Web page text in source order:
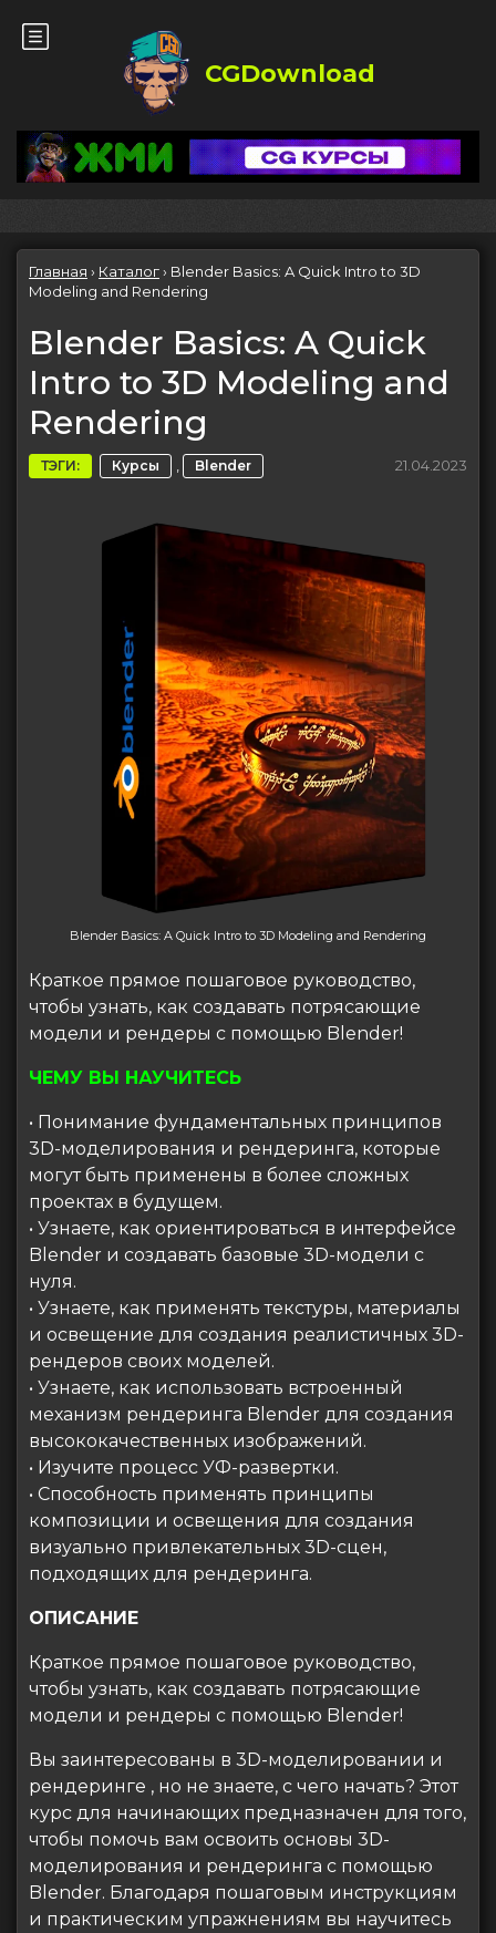
CGDownload
Главная › Каталог› Blender Basics: A Quick Intro to 3D
Modeling and Rendering
Blender Basics: A Quick
Intro to 3D Modeling and
Rendering
ТЭГИ: Курсы , Blender 21.04.2023
Blender Basics: A Quick Intro to 3D Modeling and Rendering
Краткое прямое пошаговое руководство,
чтобы узнать, как создавать потрясающие
модели и рендеры с помощью Blender!
ЧЕМУ ВЫ НАУЧИТЕСЬ
• Понимание фундаментальных принципов
3D-моделирования и рендеринга, которые
могут быть применены в более сложных
проектах в будущем.
• Узнаете, как ориентироваться в интерфейсе
Blender и создавать базовые 3D-модели с
нуля.
• Узнаете, как применять текстуры, материалы
и освещение для создания реалистичных 3D-
рендеров своих моделей.
• Узнаете, как использовать встроенный
механизм рендеринга Blender для создания
высококачественных изображений.
• Изучите процесс УФ-развертки.
• Способность применять принципы
композиции и освещения для создания
визуально привлекательных 3D-сцен,
подходящих для рендеринга.
ОПИСАНИЕ
Краткое прямое пошаговое руководство,
чтобы узнать, как создавать потрясающие
модели и рендеры с помощью Blender!
Вы заинтересованы в 3D-моделировании и
рендеринге , но не знаете, с чего начать? Этот
курс для начинающих предназначен для того,
чтобы помочь вам освоить основы 3D-
моделирования и рендеринга с помощью
Blender. Благодаря пошаговым инструкциям
и практическим упражнениям вы научитесь